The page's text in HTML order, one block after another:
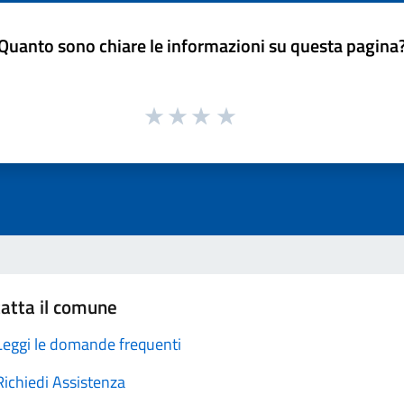
sono chiare le informazioni su questa
il comune
le domande frequenti
Assistenza